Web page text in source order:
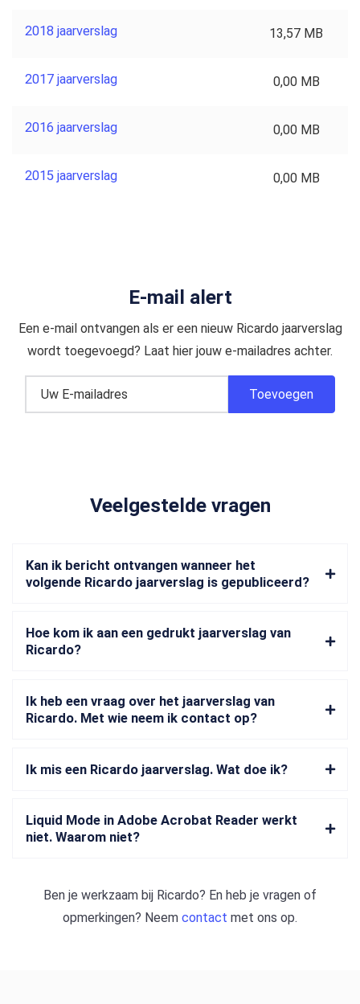
2018 jaarverslag 13,57 MB
2017 jaarverslag 0,00 MB
2016 jaarverslag 0,00 MB
2015 jaarverslag 0,00 MB
E-mail alert
Een e-mail ontvangen als er een nieuw Ricardo jaarverslag
wordt toegevoegd? Laat hier jouw e-mailadres achter.
Veelgestelde vragen
Kan ik bericht ontvangen wanneer het
volgende Ricardo jaarverslag is gepubliceerd?
Hoe kom ik aan een gedrukt jaarverslag van
Ricardo?
Ik heb een vraag over het jaarverslag van
Ricardo. Met wie neem ik contact op?
Ik mis een Ricardo jaarverslag. Wat doe ik?
Liquid Mode in Adobe Acrobat Reader werkt
niet. Waarom niet?
Ben je werkzaam bij Ricardo? En heb je vragen of
opmerkingen? Neem contact met ons op.